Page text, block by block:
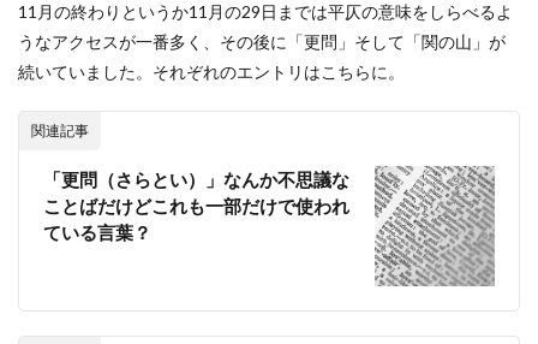
11月の終わりというか11月の29日までは平仄の意味をしらべるよ
うなアクセスが一番多く、その後に「更問」そして「関の山」が
続いていました。それぞれのエントリはこちらに。
関連記事
「更問（さらとい）」なんか不思議な
ことばだけどこれも一部だけで使われ
ている言葉？